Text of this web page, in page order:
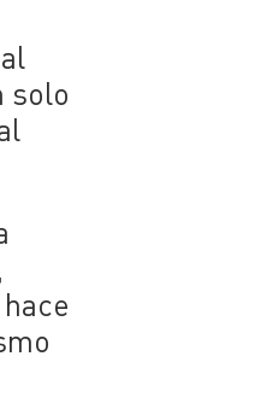
solo